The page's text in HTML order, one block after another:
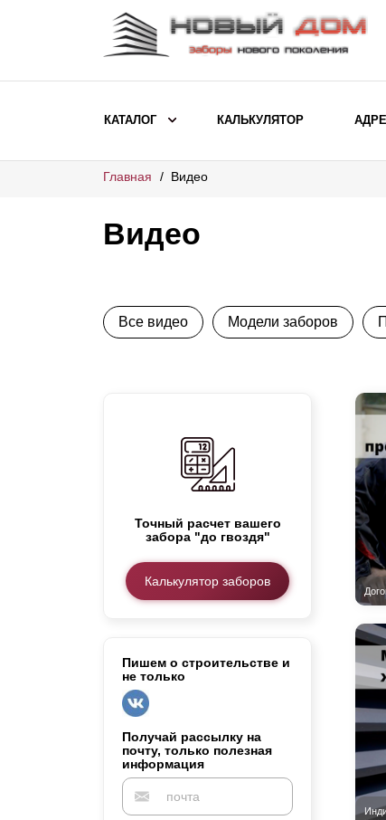
КАТАЛОГ
ВЫБОР ПО МОДЕЛИ
Заборы Хай-тек
ВЫБОР ПО НАЗНАЧЕНИЮ
Элитные заборы для коттеджей
Заборы и ограждения для школ
Забор на участок 10 соток
КАЛЬКУЛЯТОР
Главная Видео
Видео
Все видео Модели заборов
Точный расчет вашего
забора "до гвоздя"
Калькулятор заборов
Пишем о строительстве и
не только
Получай рассылку на
почту, только полезная
информация